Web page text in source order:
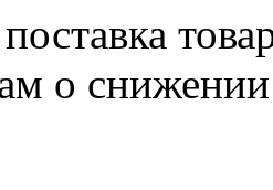
поставка
о